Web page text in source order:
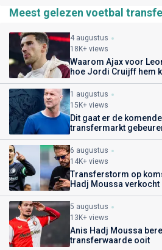
Meest gelezen voetbal
4 augustus
18K+ views
Waarom Ajax voor
hoe Jordi Cruijff hem
1 augustus
15K+ views
Dit gaat er de
transfermarkt
6 augustus
14K+ views
Transferstorm op
Hadj Moussa verkocht
5 augustus
13K+ views
Anis Hadj Moussa
transferwaarde ooit